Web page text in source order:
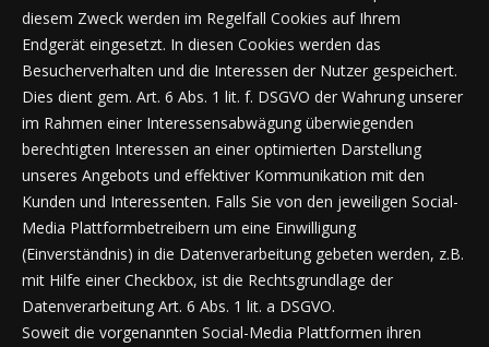
diesem Zweck werden im Regelfall Cookies auf Ihrem
Endgerät eingesetzt. In diesen Cookies werden das
Besucherverhalten und die Interessen der Nutzer gespeichert.
Dies dient gem. Art. 6 Abs. 1 lit. f. DSGVO der Wahrung unserer
im Rahmen einer Interessensabwägung überwiegenden
berechtigten Interessen an einer optimierten Darstellung
unseres Angebots und effektiver Kommunikation mit den
Kunden und Interessenten. Falls Sie von den jeweiligen Social-
Media Plattformbetreibern um eine Einwilligung
(Einverständnis) in die Datenverarbeitung gebeten werden, z.B.
mit Hilfe einer Checkbox, ist die Rechtsgrundlage der
Datenverarbeitung Art. 6 Abs. 1 lit. a DSGVO.
Soweit die vorgenannten Social-Media Plattformen ihren